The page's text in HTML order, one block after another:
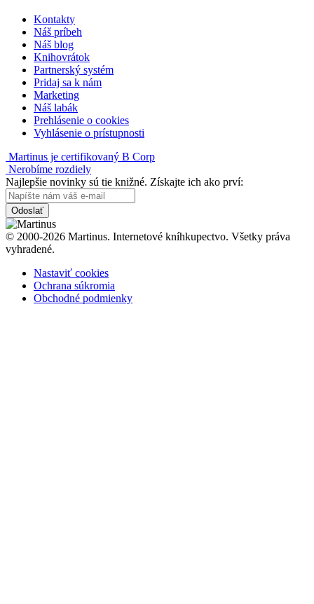
Kontakty
Náš príbeh
Náš blog
Knihovrátok
Partnerský systém
Pridaj sa k nám
Marketing
Náš labák
Prehlásenie o cookies
Vyhlásenie o prístupnosti
Martinus je certifikovaný B Corp
Nerobíme rozdiely
Najlepšie novinky sú tie knižné. Získajte ich ako prví:
Odoslať
© 2000-2026 Martinus. Internetové kníhkupectvo. Všetky práva
vyhradené.
Nastaviť cookies
Ochrana súkromia
Obchodné podmienky